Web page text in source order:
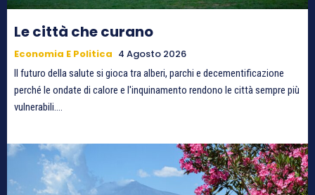
Le città che curano
Economia E Politica 4 Agosto 2026
Il futuro della salute si gioca tra alberi, parchi e decementificazione
perché le ondate di calore e l'inquinamento rendono le città sempre più
vulnerabili....